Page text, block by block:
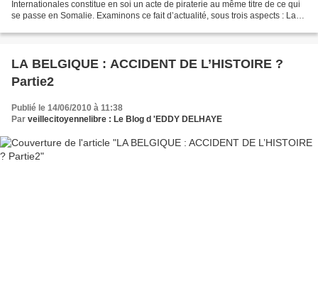
Internationales constitue en soi un acte de piraterie au même titre de ce qui
se passe en Somalie. Examinons ce fait d’actualité, sous trois aspects : La
LA BELGIQUE : ACCIDENT DE L’HISTOIRE ?
Partie2
Publié le 14/06/2010 à 11:38
Par veillecitoyennelibre : Le Blog d 'EDDY DELHAYE